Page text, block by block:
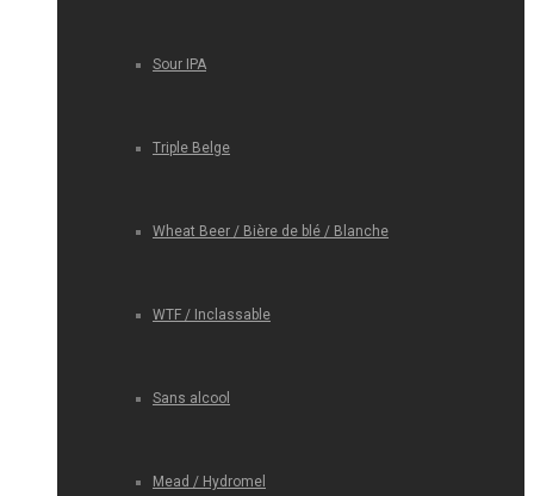
Sour IPA
Triple Belge
Wheat Beer / Bière de blé / Blanche
WTF / Inclassable
Sans alcool
Mead / Hydromel